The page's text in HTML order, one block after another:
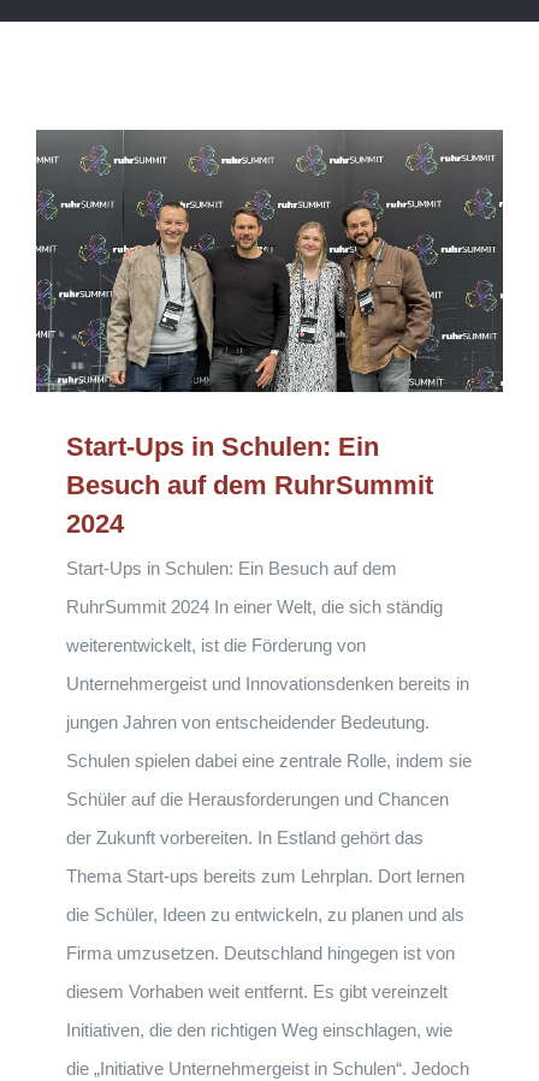
Start-Ups in Schulen: Ein
Besuch auf dem RuhrSummit
2024
Start-Ups in Schulen: Ein Besuch auf dem
RuhrSummit 2024 In einer Welt, die sich ständig
weiterentwickelt, ist die Förderung von
Unternehmergeist und Innovationsdenken bereits in
jungen Jahren von entscheidender Bedeutung.
Schulen spielen dabei eine zentrale Rolle, indem sie
Schüler auf die Herausforderungen und Chancen
der Zukunft vorbereiten. In Estland gehört das
Thema Start-ups bereits zum Lehrplan. Dort lernen
die Schüler, Ideen zu entwickeln, zu planen und als
Firma umzusetzen. Deutschland hingegen ist von
diesem Vorhaben weit entfernt. Es gibt vereinzelt
Initiativen, die den richtigen Weg einschlagen, wie
die „Initiative Unternehmergeist in Schulen“. Jedoch